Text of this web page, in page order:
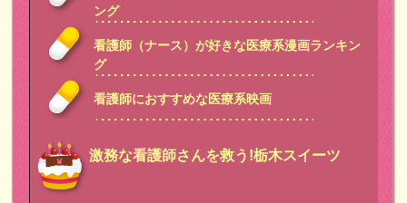
ング
看護師（ナース）が好きな医療系漫画ランキン
グ
看護師におすすめな医療系映画
激務な看護師さんを救う!栃木スイーツ